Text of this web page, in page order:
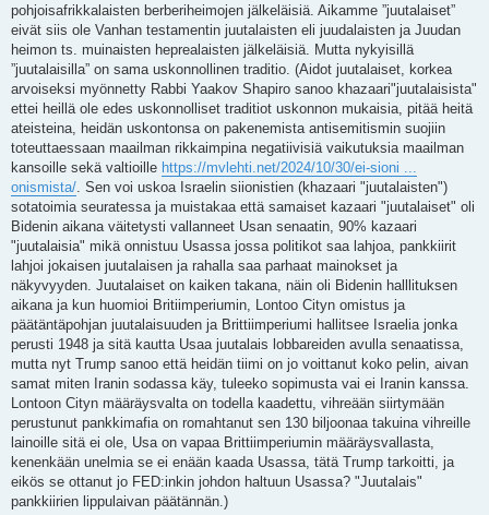
pohjoisafrikkalaisten berberiheimojen jälkeläisiä. Aikamme ”juutalaiset”
eivät siis ole Vanhan testamentin juutalaisten eli juudalaisten ja Juudan
heimon ts. muinaisten heprealaisten jälkeläisiä. Mutta nykyisillä
”juutalaisilla” on sama uskonnollinen traditio. (Aidot juutalaiset, korkea
arvoiseksi myönnetty Rabbi Yaakov Shapiro sanoo khazaari"juutalaisista"
ettei heillä ole edes uskonnolliset traditiot uskonnon mukaisia, pitää heitä
ateisteina, heidän uskontonsa on pakenemista antisemitismin suojiin
toteuttaessaan maailman rikkaimpina negatiivisiä vaikutuksia maailman
kansoille sekä valtioille https://mvlehti.net/2024/10/30/ei-sioni ...
onismista/ . Sen voi uskoa Israelin siionistien (khazaari "juutalaisten")
sotatoimia seuratessa ja muistakaa että samaiset kazaari "juutalaiset" oli
Bidenin aikana väitetysti vallanneet Usan senaatin, 90% kazaari
"juutalaisia" mikä onnistuu Usassa jossa politikot saa lahjoa, pankkiirit
lahjoi jokaisen juutalaisen ja rahalla saa parhaat mainokset ja
näkyvyyden. Juutalaiset on kaiken takana, näin oli Bidenin halllituksen
aikana ja kun huomioi Britiimperiumin, Lontoo Cityn omistus ja
päätäntäpohjan juutalaisuuden ja Brittiimperiumi hallitsee Israelia jonka
perusti 1948 ja sitä kautta Usaa juutalais lobbareiden avulla senaatissa,
mutta nyt Trump sanoo että heidän tiimi on jo voittanut koko pelin, aivan
samat miten Iranin sodassa käy, tuleeko sopimusta vai ei Iranin kanssa.
Lontoon Cityn määräysvalta on todella kaadettu, vihreään siirtymään
perustunut pankkimafia on romahtanut sen 130 biljoonaa takuina vihreille
lainoille sitä ei ole, Usa on vapaa Brittiimperiumin määräysvallasta,
kenenkään unelmia se ei enään kaada Usassa, tätä Trump tarkoitti, ja
eikös se ottanut jo FED:inkin johdon haltuun Usassa? "Juutalais"
pankkiirien lippulaivan päätännän.)